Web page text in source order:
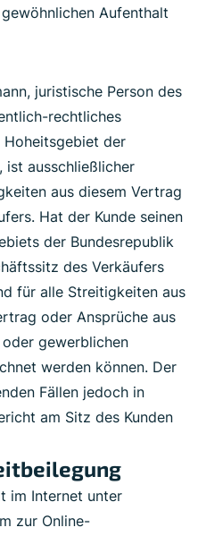
Aufenthalt
juristische Person des
rechtliches
der
ist ausschließlicher
aus diesem Vertrag
Hat der Kunde seinen
der Bundesrepublik
des Verkäufers
für alle Streitigkeiten aus
oder Ansprüche aus
gewerblichen
werden können. Der
Fällen jedoch in
am Sitz des Kunden
im Internet unter
zur Online-